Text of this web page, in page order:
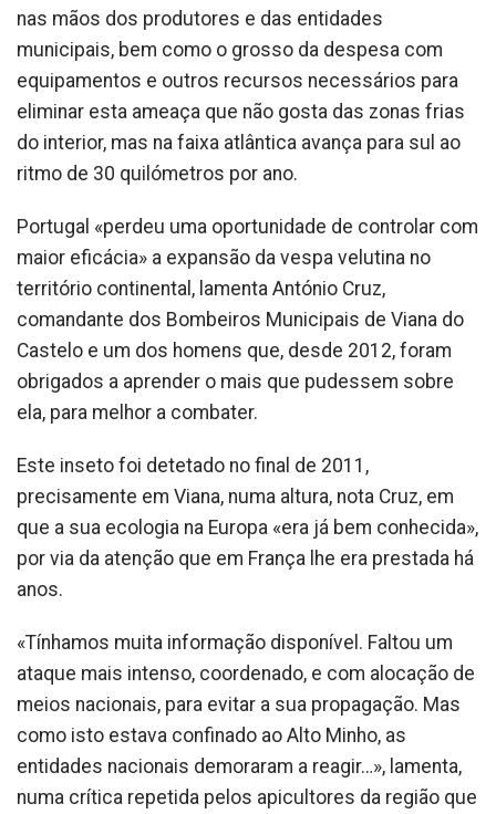
nas mãos dos produtores e das entidades
municipais, bem como o grosso da despesa com
equipamentos e outros recursos necessários para
eliminar esta ameaça que não gosta das zonas frias
do interior, mas na faixa atlântica avança para sul ao
ritmo de 30 quilómetros por ano.
Portugal «perdeu uma oportunidade de controlar com
maior eficácia» a expansão da vespa velutina no
território continental, lamenta António Cruz,
comandante dos Bombeiros Municipais de Viana do
Castelo e um dos homens que, desde 2012, foram
obrigados a aprender o mais que pudessem sobre
ela, para melhor a combater.
Este inseto foi detetado no final de 2011,
precisamente em Viana, numa altura, nota Cruz, em
que a sua ecologia na Europa «era já bem conhecida»,
por via da atenção que em França lhe era prestada há
anos.
«Tínhamos muita informação disponível. Faltou um
ataque mais intenso, coordenado, e com alocação de
meios nacionais, para evitar a sua propagação. Mas
como isto estava confinado ao Alto Minho, as
entidades nacionais demoraram a reagir…», lamenta,
numa crítica repetida pelos apicultores da região que